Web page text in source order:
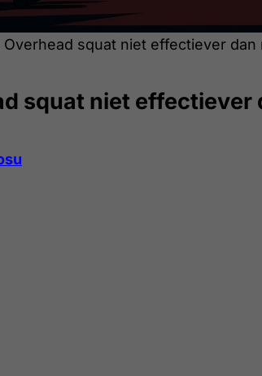
squat niet effectiever dan
squat niet effectiever